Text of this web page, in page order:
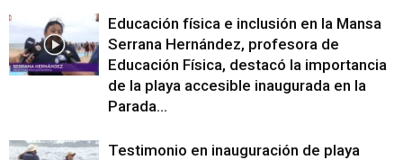
Educación física e inclusión en la Mansa
Serrana Hernández, profesora de
Educación Física, destacó la importancia
de la playa accesible inaugurada en la
Parada...
Testimonio en inauguración de playa